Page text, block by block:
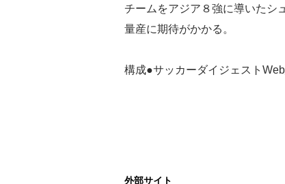
チームをアジア８強に導いたシ
量産に期待がかかる。
構成●サッカーダイジェスト
外部サイト